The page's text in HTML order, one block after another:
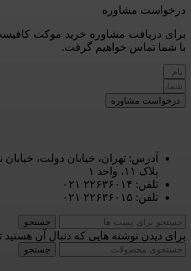
درخواست مشاوره
برای دریافت مشاوره خرید موکت
با شما تماس خواهیم گرفت.
درخواست مشاوره
آدرس: تهران، خیابان دولت،
پلاک ۱۱، واحد ۱
تلفن: ۲۲۶۳۶۰۱۴ ۰۲۱
تلفن: ۲۲۶۳۶۰۱۵ ۰۲۱
جستجو
برای دیدن نوشته هایی که دنبال آن هستید
جستجو